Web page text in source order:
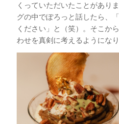
くっていただいたことがあり
グの中でぽろっと話したら、
ください」と（笑）。そこか
わせを真剣に考えるようになり